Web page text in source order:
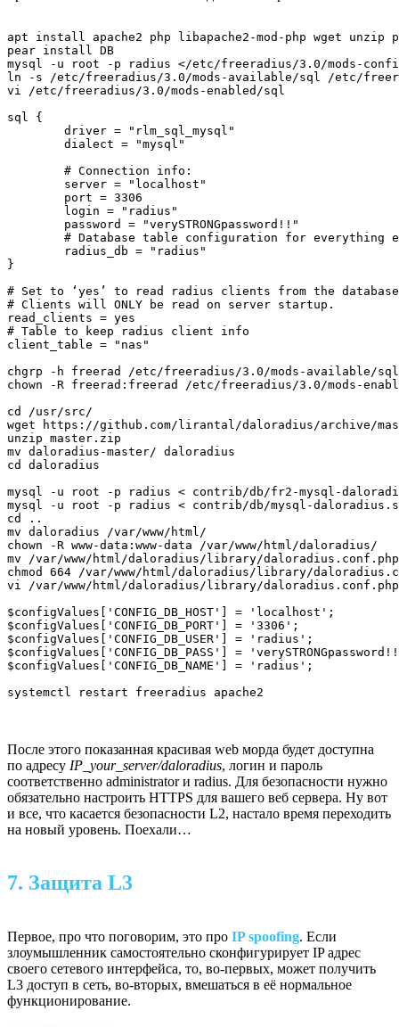
apt install apache2 php libapache2-mod-php wget unzip
pear install DB
mysql -u root -p radius </etc/freeradius/3.0/mods-
ln -s /etc/freeradius/3.0/mods-available/sql /etc/
vi /etc/freeradius/3.0/mods-enabled/sql
sql {
}
# Set to ‘yes’ to read radius clients from the
# Clients will ONLY be read on server startup.
read_clients = yes
# Table to keep radius client info
client_table = "nas"
chgrp -h freerad /etc/freeradius/3.0/mods-available/
chown -R freerad:freerad /etc/freeradius/3.0/mods-
cd /usr/src/
wget https://github.com/lirantal/daloradius/archive/
unzip master.zip
mv daloradius-master/ daloradius
cd daloradius
mysql -u root -p radius < contrib/db/fr2-mysql-
mysql -u root -p radius < contrib/db/mysql-
cd ..
mv daloradius /var/www/html/
chown -R www-data:www-data /var/www/html/daloradius/
mv /var/www/html/daloradius/library/
chmod 664 /var/www/html/daloradius/library/
vi /var/www/html/daloradius/library/daloradius.conf.php
$configValues['CONFIG_DB_HOST'] = 'localhost';
$configValues['CONFIG_DB_PORT'] = '3306';
$configValues['CONFIG_DB_USER'] = 'radius';
$configValues['CONFIG_DB_PASS'] =
$configValues['CONFIG_DB_NAME'] = 'radius';
systemctl restart freeradius apache2
После этого показанная красивая web морда будет доступна
по адресу IP_your_server/daloradius, логин и пароль
соответственно administrator и radius. Для безопасности нужно
обязательно настроить HTTPS для вашего веб сервера. Ну вот
и все, что касается безопасности L2, настало время переходить
на новый уровень. Поехали…
7. Защита L3
Первое, про что поговорим, это про IP spoofing. Если
злоумышленник самостоятельно сконфигурирует IP адрес
своего сетевого интерфейса, то, во-первых, может получить
L3 доступ в сеть, во-вторых, вмешаться в её нормальное
функционирование.